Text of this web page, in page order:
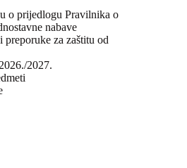
o prijedlogu Pravilnika o
nabave
za zaštitu od
2027.